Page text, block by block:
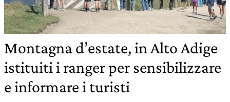
Montagna d’estate, in Alto Adige
istituiti i ranger per sensibilizzare
e informare i turisti